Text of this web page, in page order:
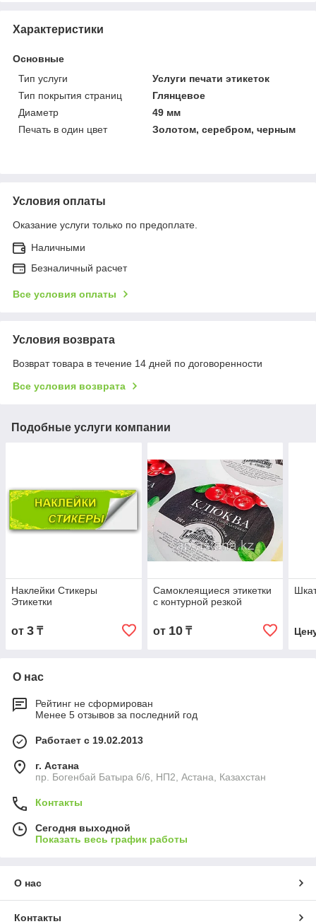
Характеристики
Основные
Тип услуги
Услуги печати этикеток
Тип покрытия страниц
Глянцевое
Диаметр
49 мм
Печать в один цвет
Золотом, серебром, черным
Условия оплаты
Оказание услуги только по предоплате.
Наличными
Безналичный расчет
Все условия оплаты
Условия возврата
Возврат товара в течение 14 дней по договоренности
Все условия возврата
Подобные услуги компании
Наклейки Стикеры
Этикетки
от 3 ₸
Самоклеящиеся этикетки
с контурной резкой
от 10₸
О нас
Рейтинг не сформирован
Менее 5 отзывов за последний год
Работает с 19.02.2013
г. Астана
пр. Богенбай Батыра 6/6, НП2, Астана, Казахстан
Контакты
Сегодня выходной
Показать весь график работы
О нас
Контакты